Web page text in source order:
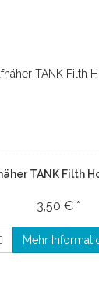
TANK Filth
3,50 € *
Mehr